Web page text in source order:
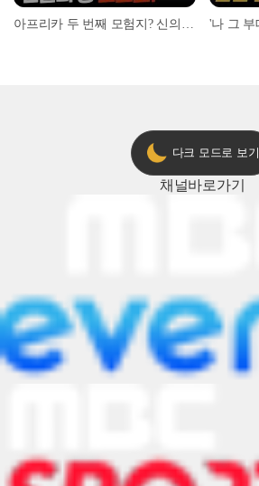
다크 모드로 보기
채널바로가기